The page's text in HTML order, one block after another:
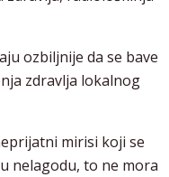
ozbiljnije da se bave
zdravlja lokalnog
mirisi koji se
nelagodu, to ne mora